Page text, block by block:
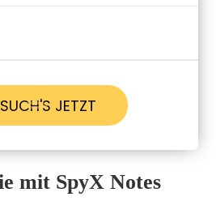
JETZT
mit SpyX Notes